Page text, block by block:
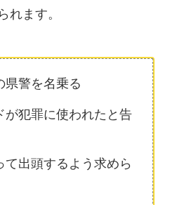
れます。
県警を名乗る
が犯罪に使われたと告
て出頭するよう求めら